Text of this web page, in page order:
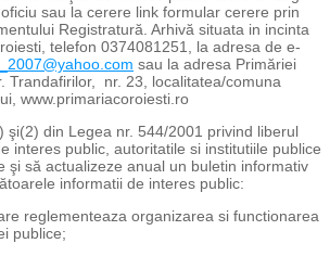
sau la cerere link formular cerere prin
Registratură. Arhivă situata in incinta
telefon 0374081251, la adresa de e-
sau la adresa Primăriei
Trandafirilor, nr. 23, localitatea/comuna
www.primariacoroiesti.ro
şi(2) din Legea nr. 544/2001 privind liberul
interes public, autoritatile si institutiile publice
şi să actualizeze anual un buletin informativ
informatii de interes public:
reglementeaza organizarea si functionarea
publice;